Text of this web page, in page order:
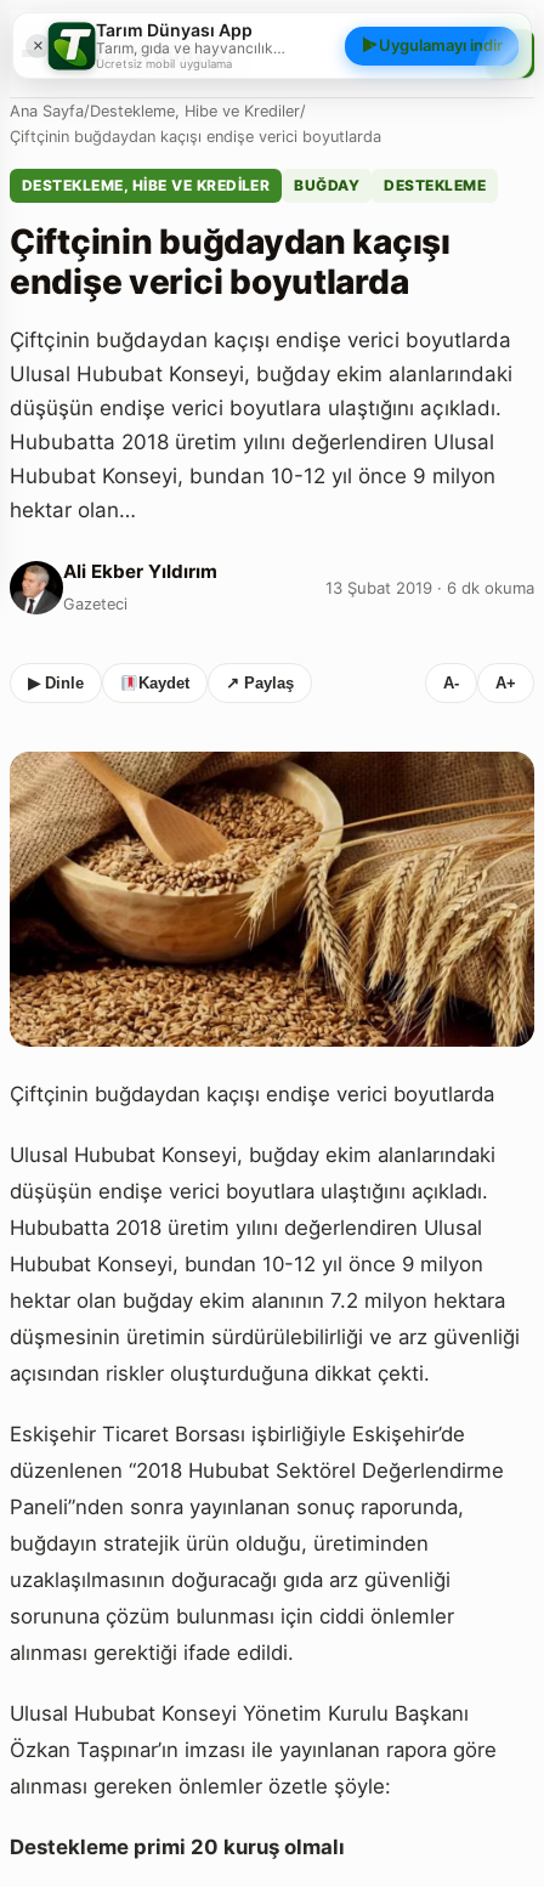
Tarım Dünyası
Ana Sayfa/Destekleme, Hibe ve Krediler/
Çiftçinin buğdaydan kaçışı endişe verici boyutlarda
DESTEKLEME, HIBE VE KREDILER BUĞDAY DESTEKLEME
Çiftçinin buğdaydan kaçışı
endişe verici boyutlarda
Çiftçinin buğdaydan kaçışı endişe verici boyutlarda
Ulusal Hububat Konseyi, buğday ekim alanlarındaki
düşüşün endişe verici boyutlara ulaştığını açıkladı.
Hububatta 2018 üretim yılını değerlendiren Ulusal
Hububat Konseyi, bundan 10-12 yıl önce 9 milyon
hektar olan…
Ali Ekber Yıldırım
Gazeteci
13 Şubat 2019 · 6 dk okuma
▶ Dinle Kaydet ↗ Paylaş A- A+
Çiftçinin buğdaydan kaçışı endişe verici boyutlarda
Ulusal Hububat Konseyi, buğday ekim alanlarındaki
düşüşün endişe verici boyutlara ulaştığını açıkladı.
Hububatta 2018 üretim yılını değerlendiren Ulusal
Hububat Konseyi, bundan 10-12 yıl önce 9 milyon
hektar olan buğday ekim alanının 7.2 milyon hektara
düşmesinin üretimin sürdürülebilirliği ve arz güvenliği
açısından riskler oluşturduğuna dikkat çekti.
Eskişehir Ticaret Borsası işbirliğiyle Eskişehir’de
düzenlenen “2018 Hububat Sektörel Değerlendirme
Paneli”nden sonra yayınlanan sonuç raporunda,
buğdayın stratejik ürün olduğu, üretiminden
uzaklaşılmasının doğuracağı gıda arz güvenliği
sorununa çözüm bulunması için ciddi önlemler
alınması gerektiği ifade edildi.
Ulusal Hububat Konseyi Yönetim Kurulu Başkanı
Özkan Taşpınar’ın imzası ile yayınlanan rapora göre
alınması gereken önlemler özetle şöyle:
Destekleme primi 20 kuruş olmalı
×
Tarım Dünyası App
Tarım, gıda ve hayvancılık
gündemini; haberler, yazılar, videolar
ve piyasa verileriyle cebinizden
takip edin.
Ücretsiz mobil uygulama
Uygulamayı indir